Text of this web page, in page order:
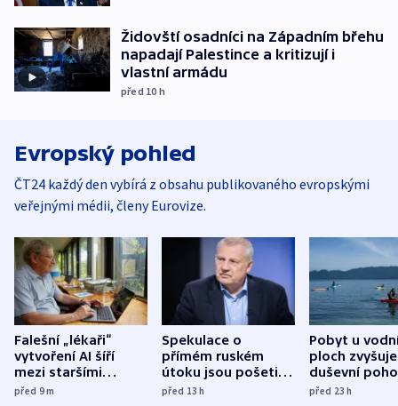
Židovští osadníci na Západním břehu
napadají Palestince a kritizují i
vlastní armádu
před 10 h
Evropský pohled
ČT24 každý den vybírá z obsahu publikovaného evropskými
veřejnými médii, členy Eurovize.
Falešní „lékaři“
vytvoření AI šíří
mezi staršími
Poláky nebezpečné
před 9m
Spekulace o
přímém ruském
útoku jsou pošetilé,
míní estonský
před 13h
Pobyt u
ploch zvyšuje
duševní
ukázala
před 23h